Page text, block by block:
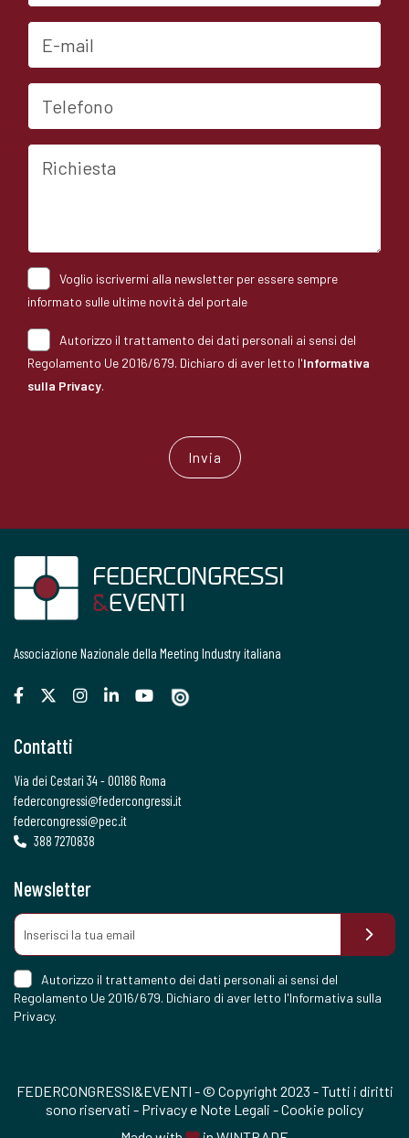
E-mail
Telefono
Richiesta
Voglio iscrivermi alla newsletter per essere sempre
informato sulle ultime novità del portale
Autorizzo il trattamento dei dati personali ai sensi del
Regolamento Ue 2016/679. Dichiaro di aver letto l'Informativa
sulla Privacy.
Associazione Nazionale della Meeting Industry italiana
Contatti
Via dei Cestari 34 - 00186 Roma
federcongressi@federcongressi.it
federcongressi@pec.it
388 7270838
Newsletter
Autorizzo il trattamento dei dati personali ai sensi del
Regolamento Ue 2016/679. Dichiaro di aver letto l'Informativa sulla
Privacy.
FEDERCONGRESSI&EVENTI - © Copyright 2023 - Tutti i diritti
sono riservati - Privacy e Note Legali -Cookie policy